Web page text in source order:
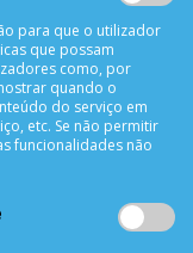
para que o utilizador
que possam
como, por
quando o
do serviço em
etc. Se não permitir
funcionalidades não